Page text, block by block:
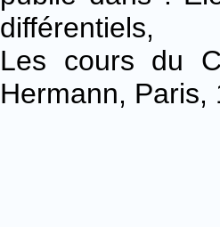
différentiels,
Les cours du
Hermann, Paris,